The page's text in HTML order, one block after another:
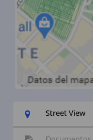
Street View